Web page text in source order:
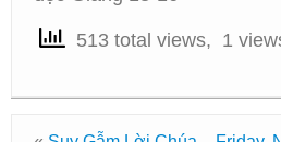
513 total views, 1